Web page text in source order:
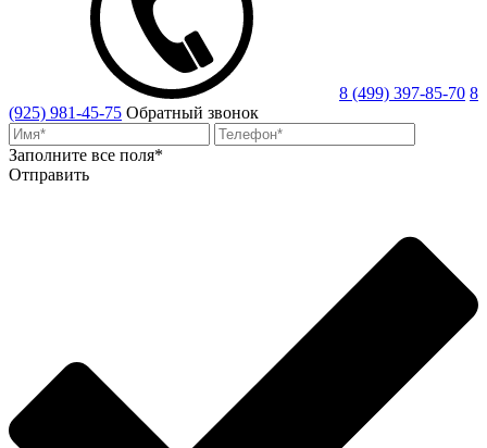
8 (499) 397-85-70 8
(925) 981-45-75 Обратный звонок
Заполните все поля*
Отправить